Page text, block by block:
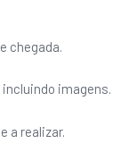
chegada.
imagens.
a realizar.